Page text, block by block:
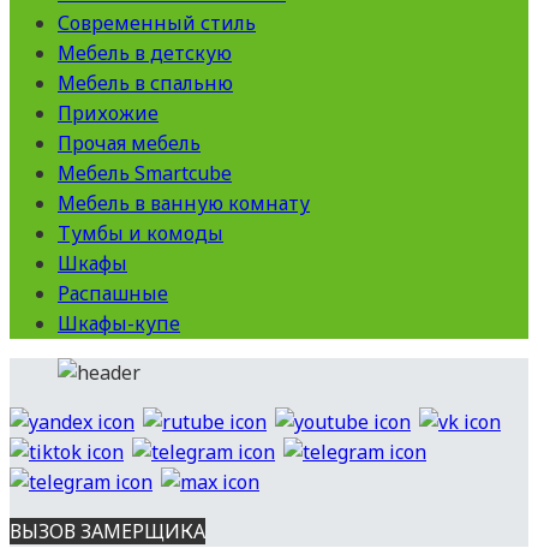
Современный стиль
Мебель в детскую
Мебель в спальню
Прихожие
Прочая мебель
Мебель Smartcube
Мебель в ванную комнату
Тумбы и комоды
Шкафы
Распашные
Шкафы-купе
ВЫЗОВ ЗАМЕРЩИКА